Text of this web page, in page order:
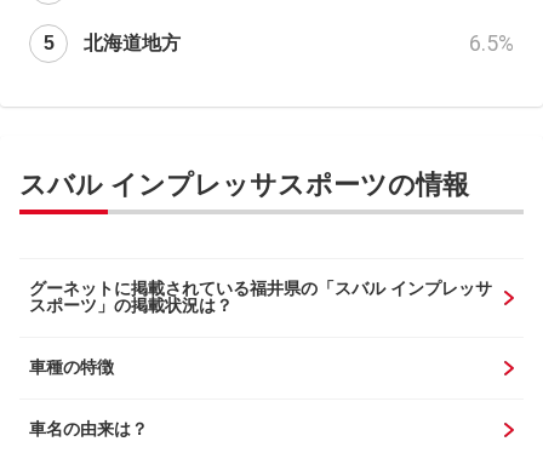
北海道地方 6.5%
スバル インプレッサスポーツの情報
グーネットに掲載されている福井県の「スバル インプレッサ
スポーツ」の掲載状況は？
車種の特徴
車名の由来は？